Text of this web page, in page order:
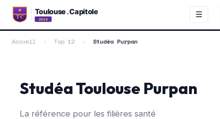
☰
Accueil › Top 12 › Studéa Purpan
RANG 6 / 12 · QUARTIER PURPAN (NORD-OUEST) · SCORE
77/100
Studéa Toulouse Purpan
La référence pour les filières santé